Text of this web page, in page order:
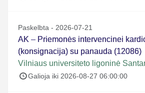
Paskelbta - 2026-07-21
AK – Priemonės intervencinei
(konsignacija) su panauda (12086)
Vilniaus universiteto ligoninė
Galioja iki 2026-08-27 06:00:00